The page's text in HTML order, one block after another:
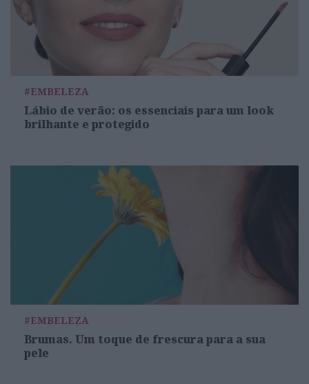
#EMBELEZA
Lábio de verão: os essenciais para um look
brilhante e protegido
#EMBELEZA
Brumas. Um toque de frescura para a sua
pele